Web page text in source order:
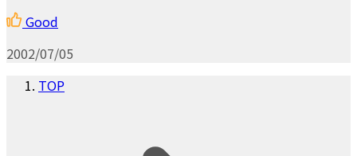
Good
2002/07/05
TOP